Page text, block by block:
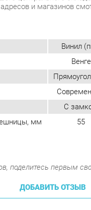
мм
55
поделитесь первым
ДОБАВИТЬ ОТЗЫВ